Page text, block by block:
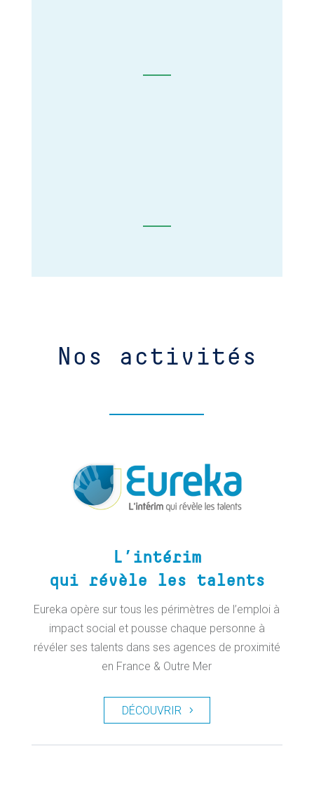
Nos activités
L’intérim
qui révèle les talents
Eureka opère sur tous les périmètres de l’emploi à
impact social et pousse chaque personne à
révéler ses talents dans ses agences de proximité
en France & Outre Mer
DÉCOUVRIR